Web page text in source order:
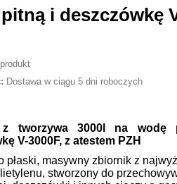
i deszczówkę
Dostawa w ciągu 5 dni roboczych
z tworzywa 3000l na wodę
V-3000F, z atestem PZH
płaski, masywny zbiornik z
stworzony do